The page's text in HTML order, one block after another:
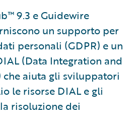
9.3 e Guidewire
un supporto per
personali (GDPR) e un
(Data Integration and
aiuta gli sviluppatori
le risorse DIAL e gli
risoluzione dei